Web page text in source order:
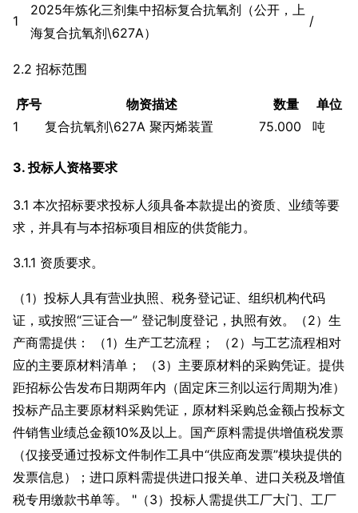
1
2025年炼化三剂集中招标复合抗氧剂（公开，上
海复合抗氧剂\627A）
/
2.2 招标范围
序号 物资描述 数量
单位
1
复合抗氧剂\627A 聚丙烯装置 75.000 吨
3. 投标人资格要求
3.1 本次招标要求投标人须具备本款提出的资质、业绩等要
求，并具有与本招标项目相应的供货能力。
3.1.1 资质要求。
（1）投标人具有营业执照、税务登记证、组织机构代码
证，或按照“三证合一” 登记制度登记，执照有效。（2）生
产商需提供： （1）生产工艺流程； （2）与工艺流程相对
应的主要原材料清单； （3）主要原材料的采购凭证。提供
距招标公告发布日期两年内（固定床三剂以运行周期为准）
投标产品主要原材料采购凭证，原材料采购总金额占投标文
件销售业绩总金额10%及以上。国产原料需提供增值税发票
（仅接受通过投标文件制作工具中“供应商发票”模块提供的
发票信息）；进口原料需提供进口报关单、进口关税及增值
税专用缴款书单等。 "（3）投标人需提供工厂大门、工厂